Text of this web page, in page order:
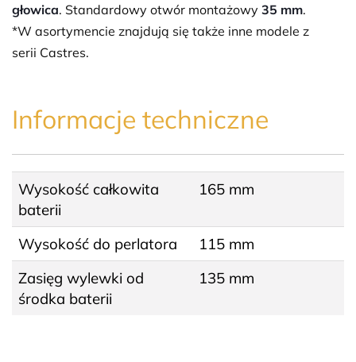
głowica. Standardowy otwór montażowy 35 mm.
*W asortymencie znajdują się także inne modele z
serii Castres.
Informacje techniczne
Wysokość całkowita
baterii
165 mm
Wysokość do perlatora
115 mm
Zasięg wylewki od
środka baterii
135 mm